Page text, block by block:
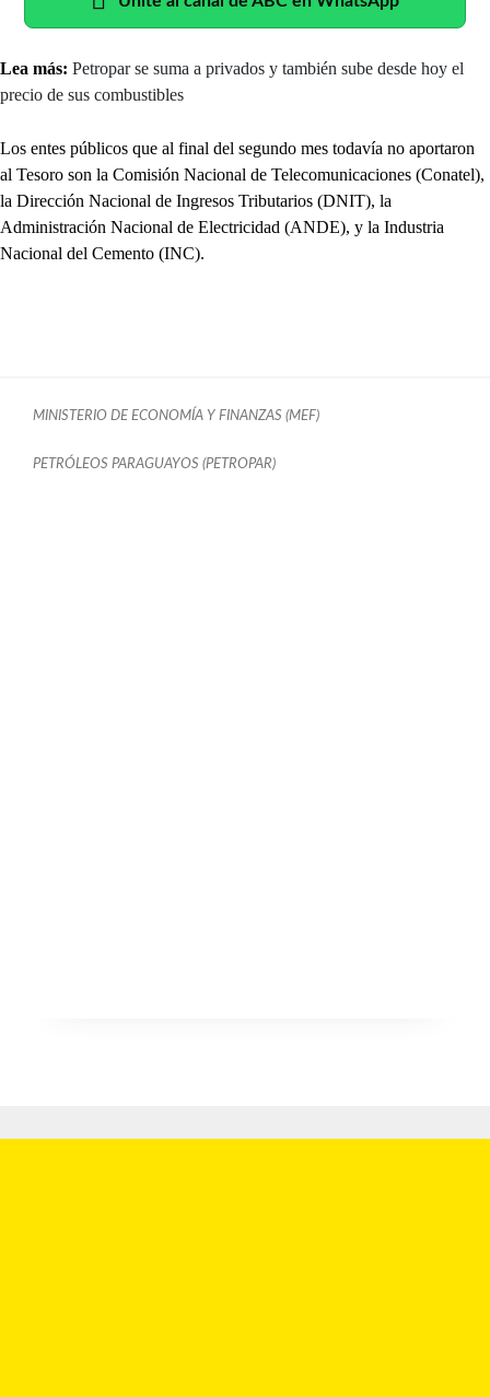
Lea más: Petropar se suma a privados y también sube desde hoy el
precio de sus combustibles
Los entes públicos que al final del segundo mes todavía no aportaron
al Tesoro son la Comisión Nacional de Telecomunicaciones (Conatel),
la Dirección Nacional de Ingresos Tributarios (DNIT), la
Administración Nacional de Electricidad (ANDE), y la Industria
Nacional del Cemento (INC).
MINISTERIO DE ECONOMÍA Y FINANZAS (MEF)
PETRÓLEOS PARAGUAYOS (PETROPAR)